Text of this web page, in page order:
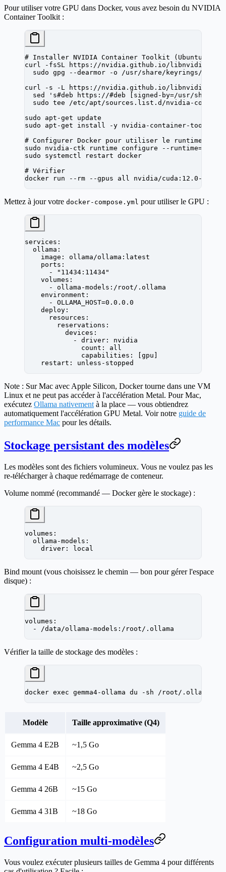
Pour utiliser votre GPU dans Docker, vous avez besoin du NVIDIA
Container Toolkit :
# Installer NVIDIA Container Toolkit (Ubuntu/
curl
-fsSL
https://nvidia.github.io/libnvidia-
  sudo
gpg --dearmor -o /usr/share/keyrings/
curl
-s -L
https://nvidia.github.io/libnvidia-
  sed
's#deb https://#deb [signed-by=/usr/
  sudo
tee /etc/apt/sources.list.d/nvidia-
sudo apt-get update
sudo apt-get install -y nvidia-container-toolkit
# Configurer Docker pour utiliser le runtime
sudo nvidia-ctk runtime configure --runtime=docker
sudo systemctl restart docker
# Vérifier
docker run --rm --gpus all nvidia/cuda:12.0-base
Mettez à jour votre docker-compose.yml pour utiliser le GPU :
services :
  ollama
:
    image
: ollama/ollama:latest
    ports
:
      -
"11434:11434"
    volumes
:
      -
ollama-models:/root/.ollama
    environment
:
      -
OLLAMA_HOST=0.0.0.0
    deploy
:
      resources
:
        reservations
:
          devices
:
            -
driver : nvidia
              count
: all
              capabilities
: [gpu ]
    restart
: unless-stopped
Note : Sur Mac avec Apple Silicon, Docker tourne dans une VM
Linux et ne peut pas accéder à l'accélération Metal. Pour Mac,
exécutez Ollama nativement à la place — vous obtiendrez
automatiquement l'accélération GPU Metal. Voir notre guide de
performance Mac pour les détails.
Stockage persistant des modèles
Les modèles sont des fichiers volumineux. Vous ne voulez pas les
re-télécharger à chaque redémarrage de conteneur.
Volume nommé (recommandé — Docker gère le stockage) :
volumes :
  ollama-models
:
    driver
: local
Bind mount (vous choisissez le chemin — bon pour gérer l'espace
disque) :
volumes :
  -
/data/ollama-models:/root/.ollama
Vérifier la taille de stockage des modèles :
docker exec gemma4-ollama du -sh /root/.ollama/
Modèle Taille approximative (Q4)
Gemma 4 E2B ~1,5 Go
Gemma 4 E4B ~2,5 Go
Gemma 4 26B ~15 Go
Gemma 4 31B ~18 Go
Configuration multi-modèles
Vous voulez exécuter plusieurs tailles de Gemma 4 pour différents